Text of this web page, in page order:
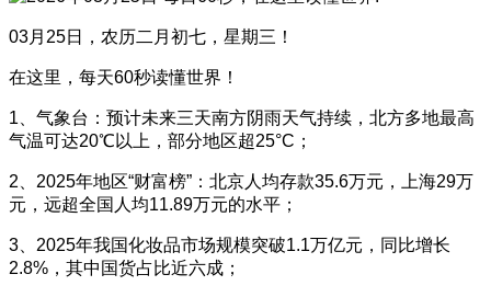
03月25日，农历二月初七，星期三！
在这里，每天60秒读懂世界！
1、气象台：预计未来三天南方阴雨天气持续，北方多地最高
气温可达20℃以上，部分地区超25°C；
2、2025年地区“财富榜”：北京人均存款35.6万元，上海29万
元，‌远超全国人均11.89万元的水平；
3、2025年我国化妆品市场规模突破1.1万亿元，同比增长
2.8%，其中国货占比近六成；